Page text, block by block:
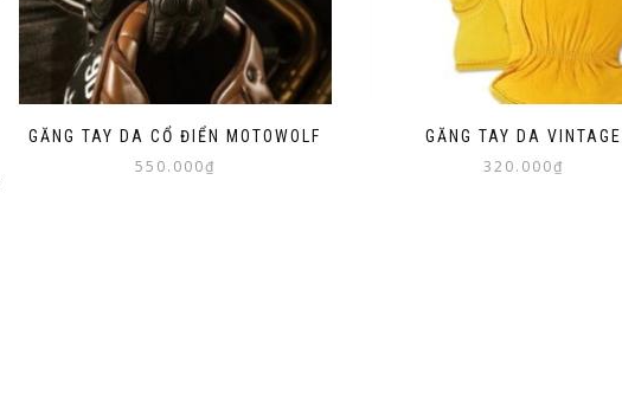
GĂNG TAY DA CỔ ĐIỂN MOTOWOLF
550.000₫
GĂNG TAY DA VINTAGE
320.000₫